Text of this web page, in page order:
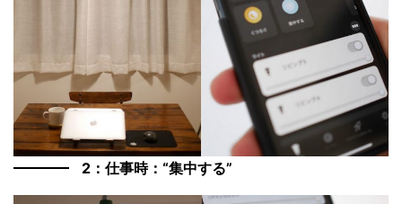
2：仕事時：“集中する”